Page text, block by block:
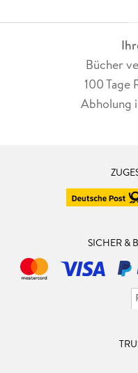
Bücher
100 Tage
Abholung
SICHER &